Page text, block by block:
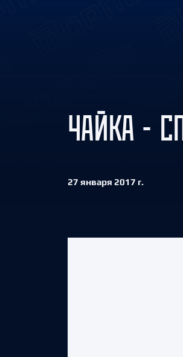
ЧАЙКА -
27 января 2017 г.